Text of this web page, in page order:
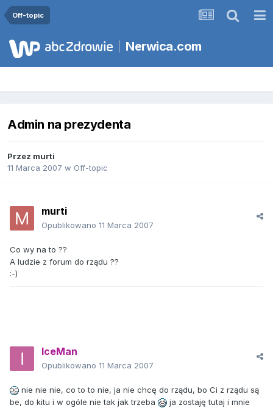
Off-topic
Nerwica.com
Admin na prezydenta
Przez murti
11 Marca 2007 w Off-topic
murti
Opublikowano 11 Marca 2007
Co wy na to ??
A ludzie z forum do rządu ??
:-)
IceMan
Opublikowano 11 Marca 2007
nie nie nie, co to to nie, ja nie chcę do rządu, bo Ci z rządu są
be, do kitu i w ogóle nie tak jak trzeba
ja zostaję tutaj i mnie